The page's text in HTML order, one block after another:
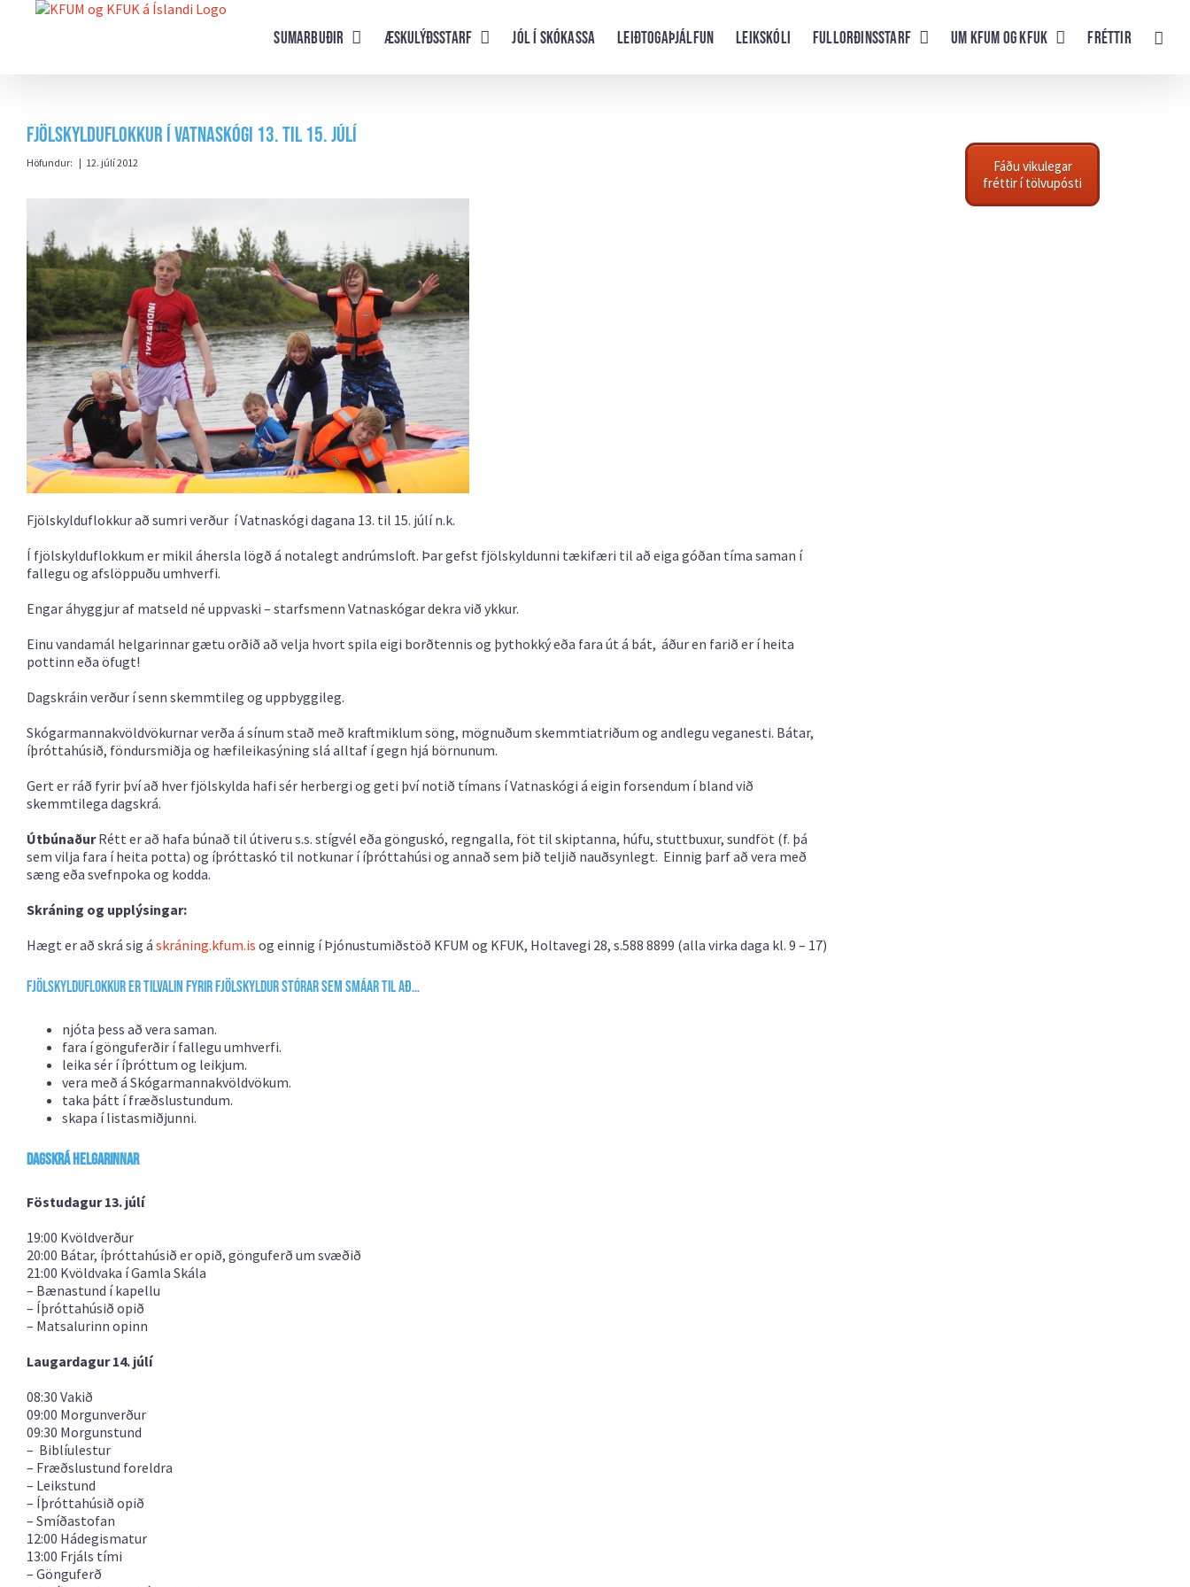
Sumarbuðir Æskulýðsstarf Jól í skókassa Leiðtogaþjálfun Leikskóli Fullorðinsstarf UM KFUM og KFUK Fréttir
Fjölskylduflokkur í Vatnaskógi 13. til 15. júlí
Höfundur: | 12. júlí 2012
Fjölskylduflokkur að sumri verður í Vatnaskógi dagana 13. til 15. júlí n.k.
Í fjölskylduflokkum er mikil áhersla lögð á notalegt andrúmsloft. Þar gefst fjölskyldunni tækifæri til að eiga góðan tíma saman í
fallegu og afslöppuðu umhverfi.
Engar áhyggjur af matseld né uppvaski – starfsmenn Vatnaskógar dekra við ykkur.
Einu vandamál helgarinnar gætu orðið að velja hvort spila eigi borðtennis og þythokký eða fara út á bát, áður en farið er í heita
pottinn eða öfugt!
Dagskráin verður í senn skemmtileg og uppbyggileg.
Skógarmannakvöldvökurnar verða á sínum stað með kraftmiklum söng, mögnuðum skemmtiatriðum og andlegu veganesti. Bátar,
íþróttahúsið, föndursmiðja og hæfileikasýning slá alltaf í gegn hjá börnunum.
Gert er ráð fyrir því að hver fjölskylda hafi sér herbergi og geti því notið tímans í Vatnaskógi á eigin forsendum í bland við
skemmtilega dagskrá.
ÚtbúnaðurRétt er að hafa búnað til útiveru s.s. stígvél eða gönguskó, regngalla, föt til skiptanna, húfu, stuttbuxur, sundföt (f. þá
sem vilja fara í heita potta) og íþróttaskó til notkunar í íþróttahúsi og annað sem þið teljið nauðsynlegt. Einnig þarf að vera með
sæng eða svefnpoka og kodda.
Skráning og upplýsingar:
Hægt er að skrá sig á skráning.kfum.is og einnig í Þjónustumiðstöð KFUM og KFUK, Holtavegi 28, s.588 8899 (alla virka daga kl. 9 – 17)
Fjölskylduflokkur er tilvalin fyrir fjölskyldur stórar sem smáar til að…
njóta þess að vera saman.
fara í gönguferðir í fallegu umhverfi.
leika sér í íþróttum og leikjum.
vera með á Skógarmannakvöldvökum.
taka þátt í fræðslustundum.
skapa í listasmiðjunni.
Dagskrá helgarinnar
Föstudagur 13. júlí
19:00 Kvöldverður
20:00 Bátar, íþróttahúsið er opið, gönguferð um svæðið
21:00 Kvöldvaka í Gamla Skála
– Bænastund í kapellu
– Íþróttahúsið opið
– Matsalurinn opinn
Laugardagur 14. júlí
08:30 Vakið
09:00 Morgunverður
09:30 Morgunstund
– Biblíulestur
– Fræðslustund foreldra
– Leikstund
– Íþróttahúsið opið
– Smíðastofan
12:00 Hádegismatur
13:00 Frjáls tími
– Gönguferð
Fáðu vikulegar
fréttir í tölvupósti